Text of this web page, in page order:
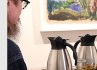
Aktuella program
Digitalt program
Tidigare program
Barn och unga